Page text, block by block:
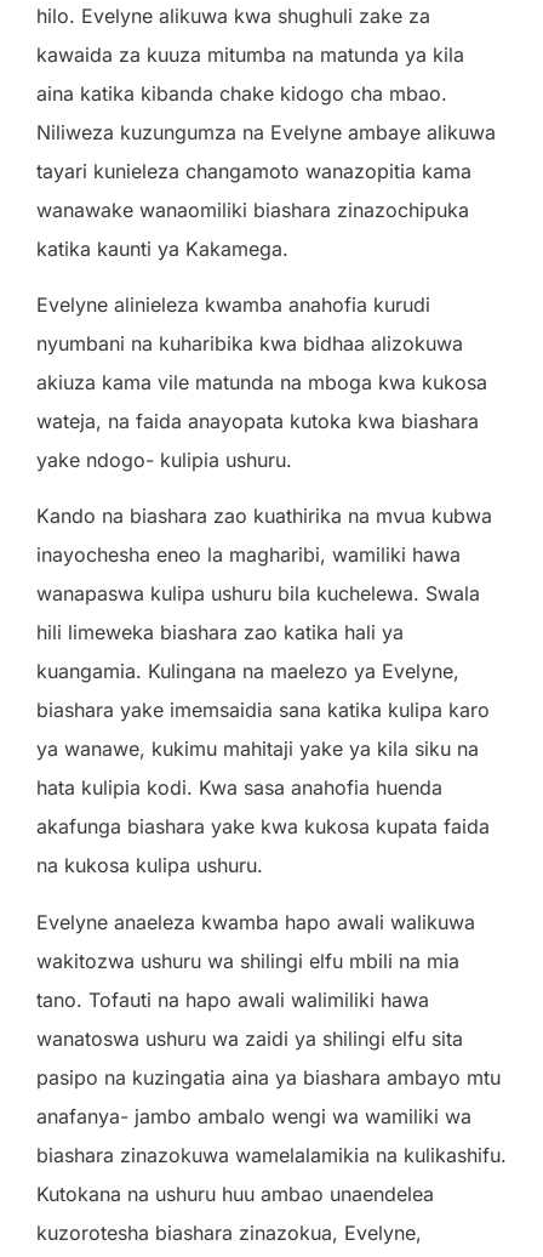
hilo. Evelyne alikuwa kwa shughuli zake za
kawaida za kuuza mitumba na matunda ya kila
aina katika kibanda chake kidogo cha mbao.
Niliweza kuzungumza na Evelyne ambaye alikuwa
tayari kunieleza changamoto wanazopitia kama
wanawake wanaomiliki biashara zinazochipuka
katika kaunti ya Kakamega.
Evelyne alinieleza kwamba anahofia kurudi
nyumbani na kuharibika kwa bidhaa alizokuwa
akiuza kama vile matunda na mboga kwa kukosa
wateja, na faida anayopata kutoka kwa biashara
yake ndogo- kulipia ushuru.
Kando na biashara zao kuathirika na mvua kubwa
inayochesha eneo la magharibi, wamiliki hawa
wanapaswa kulipa ushuru bila kuchelewa. Swala
hili limeweka biashara zao katika hali ya
kuangamia. Kulingana na maelezo ya Evelyne,
biashara yake imemsaidia sana katika kulipa karo
ya wanawe, kukimu mahitaji yake ya kila siku na
hata kulipia kodi. Kwa sasa anahofia huenda
akafunga biashara yake kwa kukosa kupata faida
na kukosa kulipa ushuru.
Evelyne anaeleza kwamba hapo awali walikuwa
wakitozwa ushuru wa shilingi elfu mbili na mia
tano. Tofauti na hapo awali walimiliki hawa
wanatoswa ushuru wa zaidi ya shilingi elfu sita
pasipo na kuzingatia aina ya biashara ambayo mtu
anafanya- jambo ambalo wengi wa wamiliki wa
biashara zinazokuwa wamelalamikia na kulikashifu.
Kutokana na ushuru huu ambao unaendelea
kuzorotesha biashara zinazokua, Evelyne,